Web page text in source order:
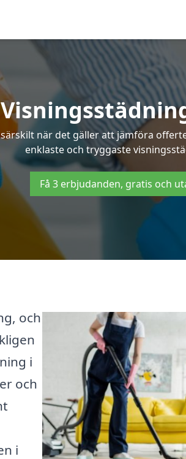
när det gäller att jämföra
enklaste och tryggaste
Få 3 erbjudanden, gratis och
och
i
och
i